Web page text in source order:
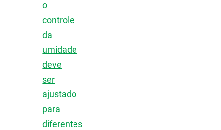
o
controle
da
umidade
deve
ser
ajustado
para
diferentes